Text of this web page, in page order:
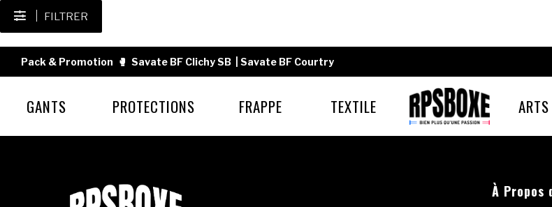
FILTRER
Pack & Promotion 🥊 Savate BF Clichy SB Savate BF Courtry
GANTS PROTECTIONS FRAPPE TEXTILE
À Propos